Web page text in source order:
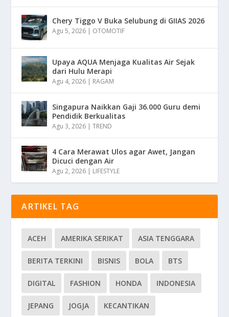
Chery Tiggo V Buka Selubung di GIIAS 2026
Agu 5, 2026 | OTOMOTIF
Upaya AQUA Menjaga Kualitas Air Sejak
dari Hulu Merapi
Agu 4, 2026 | RAGAM
Singapura Naikkan Gaji 36.000 Guru demi
Pendidik Berkualitas
Agu 3, 2026 |TREND
4 Cara Merawat Ulos agar Awet, Jangan
Dicuci dengan Air
Agu 2, 2026 | LIFESTYLE
ARTIKEL TAG
ACEH AMERIKA SERIKAT ASIA TENGGARA
BERITA TERKINI BISNIS BOLA BTS
DIGITAL FASHION HONDA INDONESIA
JEPANG JOGJA KECANTIKAN